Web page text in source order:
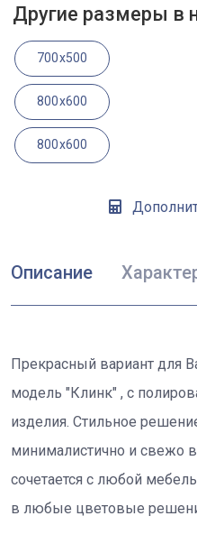
Другие размеры в
700x500
800x600
800x600
Описание
Прекрасный вариант для
модель "Клинк" , с
изделия. Стильное
минималистично и свежо в
сочетается с любой
в любые цветовые